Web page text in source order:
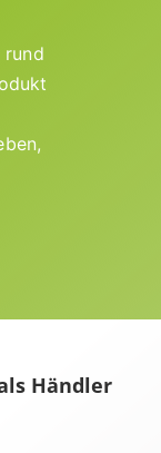
rund
Händler